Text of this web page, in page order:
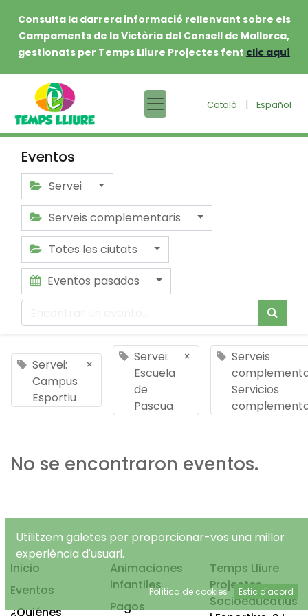
Consulta la darrera informació rellenvant sobre els
Campaments de la Victòria del Consell de Mallorca,
gestionats per Temps Lliure Projectes fent clic aquí
Català | Español
Eventos
Servei
Serveis complementaris
Totes les ciutats
Eventos pasados
Servei:
Campus
Esportiu
×
Servei:
Escuela
de
Pascua
×
Serveis
Servicios
No se encontraron eventos.
Inicio
Eventos
¿Quiénes
Animaciones
infantiles
Pagos
Temps Lliure
Projectes
Socioeducatius
Utilitzem galetes per proporcionar-vos una millor
experiència d'usuari.
Política de cookies Estic d'acord